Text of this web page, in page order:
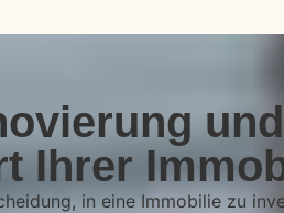
Ihrer
in eine Immobilie zu